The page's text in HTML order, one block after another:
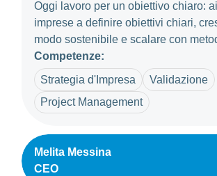
Oggi lavoro per un obiettivo chiaro:
imprese a definire obiettivi chiari,
modo sostenibile e scalare con
Competenze:
Strategia d'Impresa
Validazione
Project Management
Melita Messina
CEO